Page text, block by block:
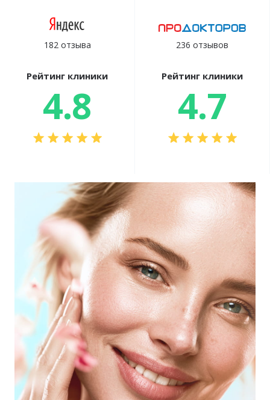
182 отзыва
Рейтинг клиники
4.8
236 отзывов
Рейтинг клиники
4.7